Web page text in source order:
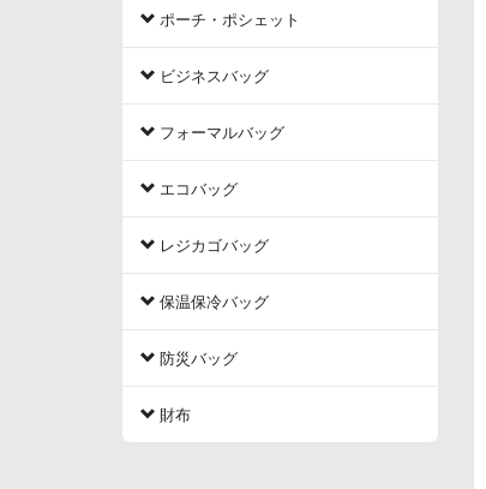
ポーチ・ポシェット
ビジネスバッグ
フォーマルバッグ
エコバッグ
レジカゴバッグ
保温保冷バッグ
防災バッグ
財布